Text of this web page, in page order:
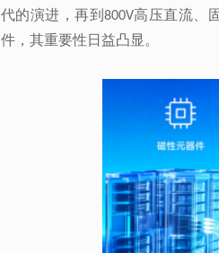
代的演进，再到800V
件，其重要性日益凸显。